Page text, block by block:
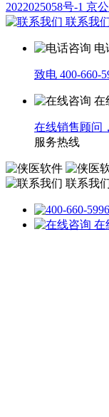
2022025058号-1 京
联系我
电
致电 400-660-
在
在线销售顾问
服务热线
联系我
在